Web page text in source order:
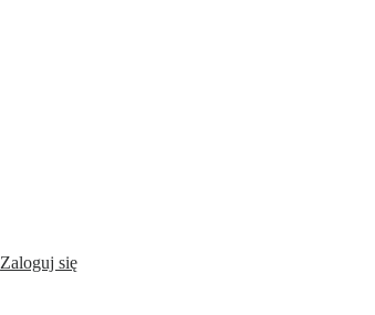
Zaloguj się